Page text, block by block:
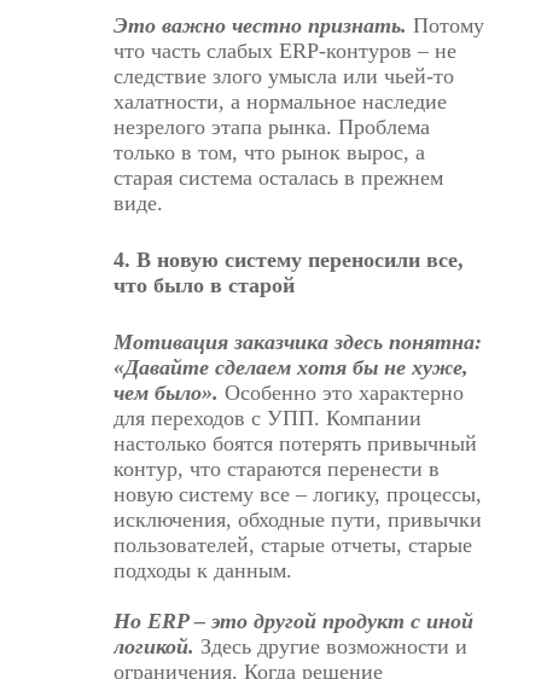
Это важно честно признать. Потому
что часть слабых ERP-контуров – не
следствие злого умысла или чьей-то
халатности, а нормальное наследие
незрелого этапа рынка. Проблема
только в том, что рынок вырос, а
старая система осталась в прежнем
виде.
4. В новую систему переносили все,
что было в старой
Мотивация заказчика здесь понятна:
«Давайте сделаем хотя бы не хуже,
чем было». Особенно это характерно
для переходов с УПП. Компании
настолько боятся потерять привычный
контур, что стараются перенести в
новую систему все – логику, процессы,
исключения, обходные пути, привычки
пользователей, старые отчеты, старые
подходы к данным.
Но ERP – это другой продукт с иной
логикой. Здесь другие возможности и
ограничения. Когда решение